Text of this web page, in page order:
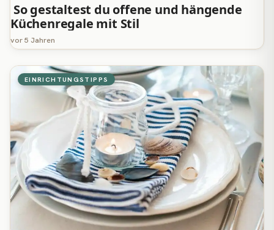
So gestaltest du offene und hängende
Küchenregale mit Stil
vor 5 Jahren
EINRICHTUNGSTIPPS